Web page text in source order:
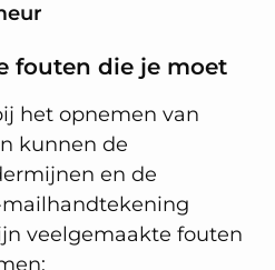
fouten die je moet
het opnemen van
kunnen de
en de
veelgemaakte fouten